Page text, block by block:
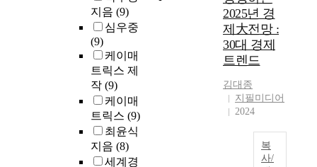
지음 (9)
심우중
(9)
케이매
트릭스 제
작 (9)
케이매
트릭스 (9)
최윤식
지음 (8)
세계경
2025년 경
제大전망 :
30대 경제
트렌드
김대종
지필미디어
2024
복
사/